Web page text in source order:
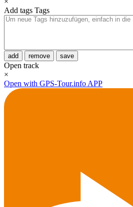
Add tags Tags
add remove save
Open track
×
Open with GPS-Tour.info APP